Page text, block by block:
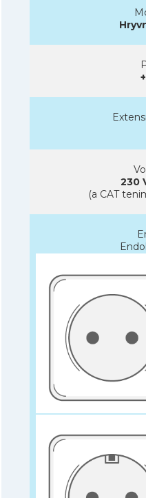
230
(a CAT